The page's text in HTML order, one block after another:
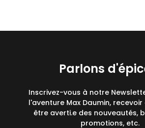
Parlons
Inscrivez-vous à notre
l'aventure Max Daumin,
être averti.e des nouveautés,
promotions, etc.